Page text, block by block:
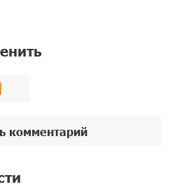
комментарий